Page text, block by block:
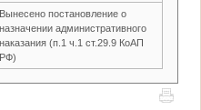
Вынесено постановление о
назначении административного
наказания (п.1 ч.1 ст.29.9 КоАП
РФ)